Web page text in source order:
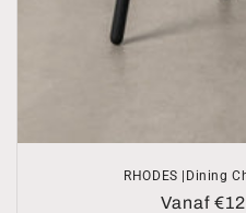
RHODES |Dining
Normale
Vanaf